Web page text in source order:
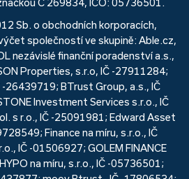
Sb. o obchodních korporacích,
společností ve skupině: Able.cz,
nezávislé finanční poradenství a.s.,
Properties, s.r.o, IČ -27911284;
-26439719; BTrust Group, a.s., IČ
Investment Services s.r.o., IČ
s r.o., IČ -25091981; Edward Asset
Finance na míru, s.r.o., IČ
IČ -01506927; GOLEM FINANCE
na míru, s.r.o., IČ -05736501;